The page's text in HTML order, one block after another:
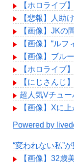
【ホロライブ
【悲報】人助
【画像】JKの
【画像】“ル
【画像】ブル
【ホロライブ
【にじさんじ
超人気Vチュ
【画像】Xに
Powered by
“変われない私”
【画像】32歳